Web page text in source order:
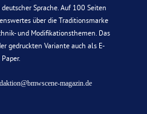
Sprache. Auf 100 Seiten
über die Traditionsmarke
und Modifikationsthemen. Das
gedruckten Variante auch als E-
Paper.
magazin.de